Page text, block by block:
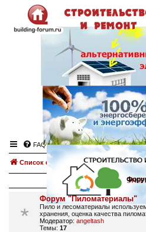
FAQ
Список форумов Пиломатериалы
Форум "Пиломатериалы"
Пило и лесоматериалы
хранения, оценка качества
Модератор: angeltash
Темы: 17